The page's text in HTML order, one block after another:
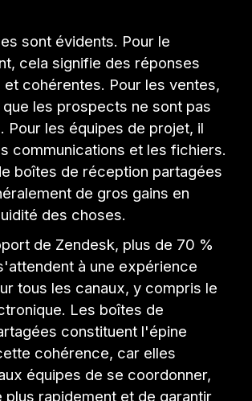
sont évidents. Pour le
cela signifie des réponses
et cohérentes. Pour les ventes,
les prospects ne sont pas
Pour les équipes de projet, il
communications et les fichiers.
boîtes de réception partagées
de gros gains en
des choses.
de Zendesk, plus de 70 %
à une expérience
tous les canaux, y compris le
Les boîtes de
constituent l'épine
cohérence, car elles
équipes de se coordonner,
plus rapidement et de garantir